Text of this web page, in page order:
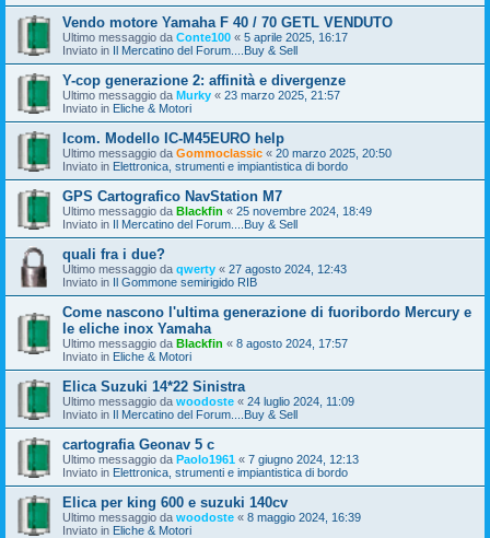
Vendo motore Yamaha F 40 / 70 GETL VENDUTO
Ultimo messaggio da Conte100 « 5 aprile 2025, 16:17
Inviato in Il Mercatino del Forum....Buy & Sell
Y-cop generazione 2: affinità e divergenze
Ultimo messaggio da Murky « 23 marzo 2025, 21:57
Inviato in Eliche & Motori
Icom. Modello IC-M45EURO help
Ultimo messaggio da Gommoclassic « 20 marzo 2025, 20:50
Inviato in Elettronica, strumenti e impiantistica di bordo
GPS Cartografico NavStation M7
Ultimo messaggio da Blackfin « 25 novembre 2024, 18:49
Inviato in Il Mercatino del Forum....Buy & Sell
quali fra i due?
Ultimo messaggio da qwerty « 27 agosto 2024, 12:43
Inviato in Il Gommone semirigido RIB
Come nascono l'ultima generazione di fuoribordo Mercury e
le eliche inox Yamaha
Ultimo messaggio da Blackfin « 8 agosto 2024, 17:57
Inviato in Eliche & Motori
Elica Suzuki 14*22 Sinistra
Ultimo messaggio da woodoste « 24 luglio 2024, 11:09
Inviato in Il Mercatino del Forum....Buy & Sell
cartografia Geonav 5 c
Ultimo messaggio da Paolo1961 « 7 giugno 2024, 12:13
Inviato in Elettronica, strumenti e impiantistica di bordo
Elica per king 600 e suzuki 140cv
Ultimo messaggio da woodoste « 8 maggio 2024, 16:39
Inviato in Eliche & Motori